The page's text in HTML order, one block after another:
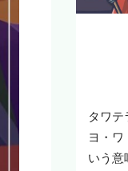
タワテ
ヨ・ワ
いう意